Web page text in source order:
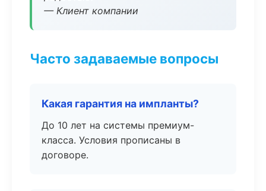
— Клиент компании
Часто задаваемые вопросы
Какая гарантия на импланты?
До 10 лет на системы премиум-
класса. Условия прописаны в
договоре.